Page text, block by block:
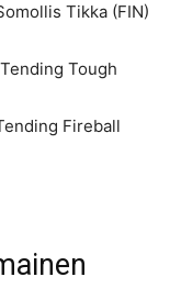
Tikka (FIN)
Tough
Fireball